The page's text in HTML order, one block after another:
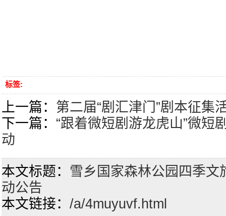
标签:
上一篇： 第二届“剧汇津门”剧本征集
下一篇： “跟着微短剧游龙虎山”微短
动
本文标题： 雪乡国家森林公园四季文
动公告
本文链接： /a/4muyuvf.html